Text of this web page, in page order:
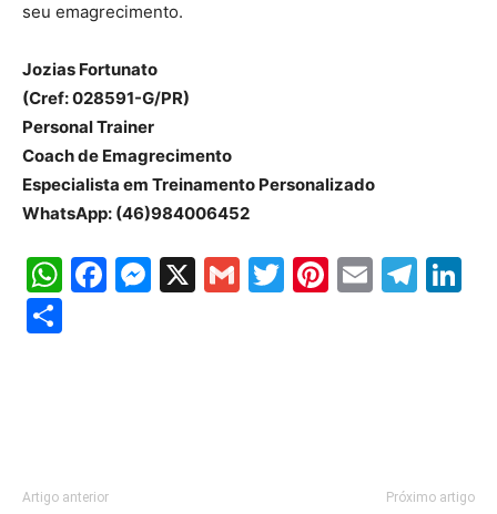
seu emagrecimento.
Jozias Fortunato
(Cref: 028591-G/PR)
Personal Trainer
Coach de Emagrecimento
Especialista em Treinamento Personalizado
WhatsApp: (46)984006452
WhatsApp
Facebook
Messenger
X GmailTwitter
Pinterest
Email
Artigo anterior Próximo artigo